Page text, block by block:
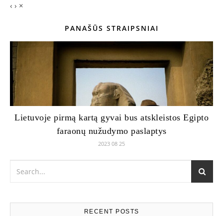
‹ › ×
PANAŠŪS STRAIPSNIAI
Lietuvoje pirmą kartą gyvai bus atskleistos Egipto
faraonų nužudymo paslaptys
2023 08 25
RECENT POSTS